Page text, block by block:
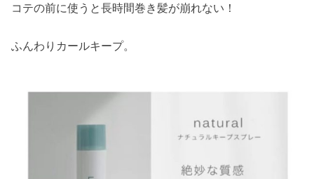
コテの前に使うと長時間巻き髪が崩れない！
ふんわりカールキープ。